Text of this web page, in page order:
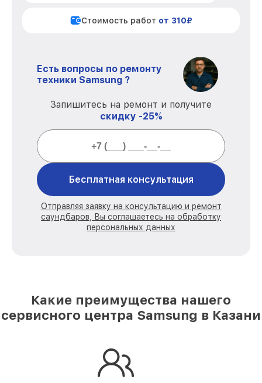
Стоимость работ от 310₽
Есть вопросы по ремонту
техники Samsung ?
Запишитесь на ремонт и получите
скидку -25%
Бесплатная консультация
Отправляя заявку на консультацию и ремонт
саундбаров, Вы соглашаетесь на обработку
персональных данных
Какие преимущества нашего
сервисного центра Samsung в Казани